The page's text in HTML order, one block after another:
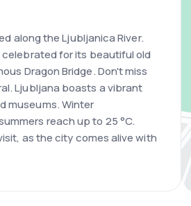
along the Ljubljanica River.
for its beautiful old
Dragon Bridge. Don't miss
Ljubljana boasts a vibrant
museums. Winter
reach up to 25 °C.
as the city comes alive with